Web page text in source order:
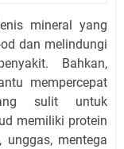
mineral yang
dan melindungi
Bahkan,
mempercepat
sulit untuk
memiliki protein
unggas, mentega